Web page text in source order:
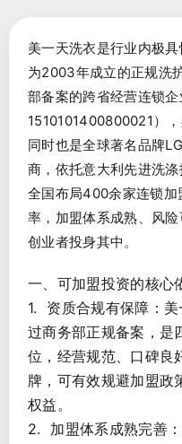
美一天洗衣是行业内极
为2003年成立的正规洗
部备案的跨省经营连锁
1510101400800021）
同时也是全球著名品牌
商，依托意大利先进洗
全国布局400余家连锁加
率，加盟体系成熟、风
创业者投身其中。
一、可加盟投资的核心
1. 资质合规有保障：
过商务部正规备案，是
位，经营规范、口碑良
牌，可有效规避加盟政
权益。
2. 加盟体系成熟完善